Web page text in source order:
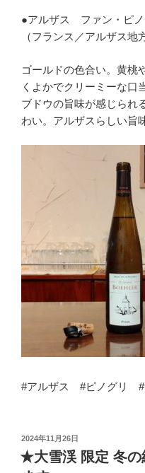
●アルザス ファン・ピノ
（フランス／アルザス
ゴールドの色合い。黄桃
くよかでクリーミーな口
ブドウの旨味が感じられ
わい。アルザスらしい旨
#アルザス #ピノグリ #
投
稿
日:
2024年11月26日
★大雪渓 限定 冬